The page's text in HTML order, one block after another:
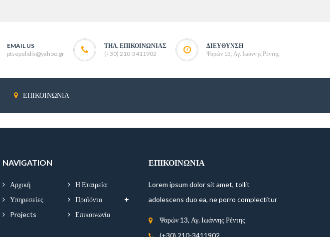
EMAIL US
ptsepelidis@yahoo.gr
ΤΗΛ. ΕΠΙΚΟΙΝΩΝΊΑΣ
(+30) 210-3411902
ΔΙΕΎΘΥΝΣΗ
Ψαρών 13, Αγ. Ιωάννης Ρέντης
ΕΠΙΚΟΙΝΩΝΊΑ
NAVIGATION
Αρχική
Η Εταιρεία
Υπηρεσείες
Προϊόντα
Projects
Επικοινωνία
ΕΠΙΚΟΙΝΩΝΊΑ
Lorem ipsum dolor sit amet, tollit
adolescens duo ea, ne porro complectitur
Ψαρών 13, Αγ. Ιωάννης Ρέντης
(+30) 210-3411902